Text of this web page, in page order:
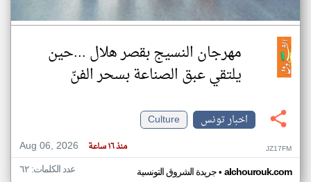
مهرجان النسيج بقصر هلال ...حين
يلتقي عبق الصناعة بسحر الفنّ
اخبار تونس
Culture
Aug 06, 2026
منذ ١٦ ساعة JZ17FM
جريدة الشروق التونسية• alchourouk.com عدد الكلمات: ٦٢